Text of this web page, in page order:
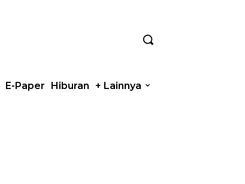
E-Paper Hiburan + Lainnya